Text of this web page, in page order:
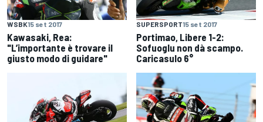
WSBK15 set 2017
Kawasaki, Rea:
"L’importante è trovare il
giusto modo di guidare"
SUPERSPORT15 set 2017
Portimao, Libere 1-2:
Sofuoglu non dà scampo.
Caricasulo 6°